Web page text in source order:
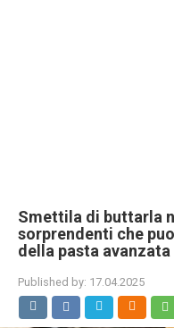
Smettila di buttarla
sorprendenti che
della pasta avanzata
Published by: 17.04.2025